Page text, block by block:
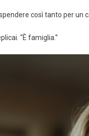
così tanto per un
“È famiglia.”